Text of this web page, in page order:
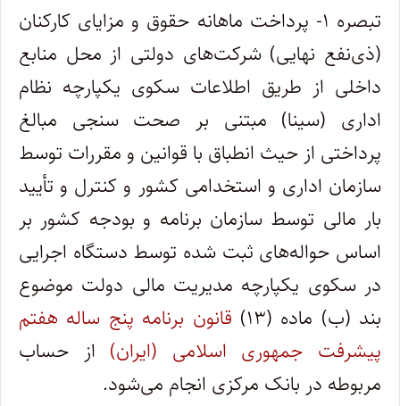
تبصره ۱- پرداخت ماهانه حقوق و مزایای کارکنان
(ذی‌نفع نهایی) ‌شرکت‌های دولتی از محل منابع
داخلی از طریق اطلاعات سکوی یکپارچه نظام
اداری (سینا) مبتنی بر صحت سنجی مبالغ
پرداختی از حیث انطباق با قوانین و مقررات توسط
سازمان اداری و استخدامی کشور و کنترل و تأیید
بار مالی توسط سازمان برنامه و بودجه کشور بر
اساس حواله‌‌های ثبت شده توسط دستگاه اجرایی
در سکوی یکپارچه مدیریت مالی دولت موضوع
بند (ب) ماده (۱۳)
قانون برنامه پنج ساله هفتم
پیشرفت جمهوری اسلامی (ایران) از حساب
مربوطه در بانک مرکزی انجام ‌می‌شود‌.